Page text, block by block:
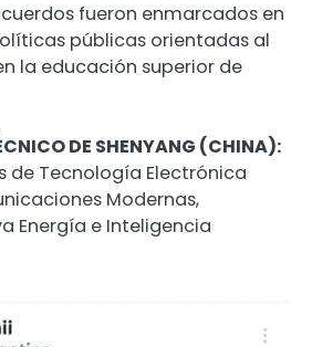
fueron enmarcados en
públicas orientadas al
la educación superior de
DE SHENYANG (CHINA):
de Tecnología Electrónica
Modernas,
Energía e Inteligencia